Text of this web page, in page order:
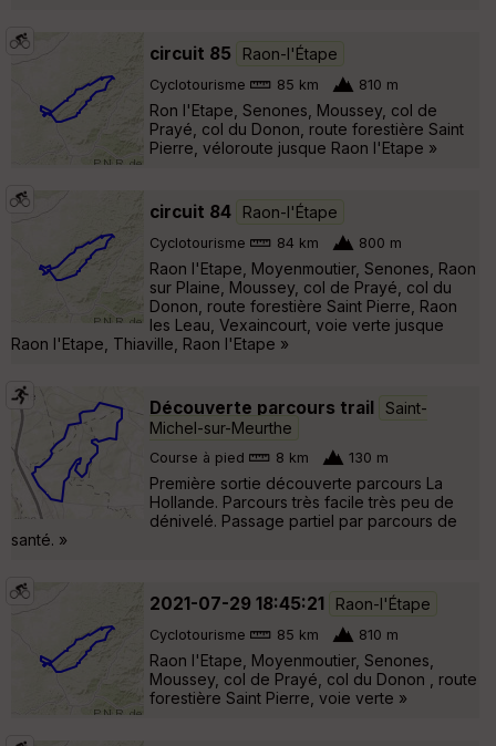
circuit 85 Raon-l'Étape
Cyclotourisme 85 km 810 m
Ron l'Etape, Senones, Moussey, col de
Prayé, col du Donon, route forestière Saint
Pierre, véloroute jusque Raon l'Etape »
circuit 84 Raon-l'Étape
Cyclotourisme 84 km 800 m
Raon l'Etape, Moyenmoutier, Senones, Raon
sur Plaine, Moussey, col de Prayé, col du
Donon, route forestière Saint Pierre, Raon
les Leau, Vexaincourt, voie verte jusque
Raon l'Etape, Thiaville, Raon l'Etape »
Découverte parcours trail
Saint-
Michel-sur-Meurthe
Course à pied 8 km 130 m
Première sortie découverte parcours La
Hollande. Parcours très facile très peu de
dénivelé. Passage partiel par parcours de
santé. »
2021-07-29 18:45:21 Raon-l'Étape
Cyclotourisme 85 km 810 m
Raon l'Etape, Moyenmoutier, Senones,
Moussey, col de Prayé, col du Donon , route
forestière Saint Pierre, voie verte »